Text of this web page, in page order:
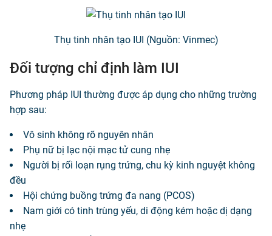
Thụ tinh nhân tạo IUI (Nguồn: Vinmec)
Đối tượng chỉ định làm IUI
Phương pháp IUI thường được áp dụng cho những trường
hợp sau:
Vô sinh không rõ nguyên nhân
Phụ nữ bị lạc nội mạc tử cung nhẹ
Người bị rối loạn rụng trứng, chu kỳ kinh nguyệt không
đều
Hội chứng buồng trứng đa nang (PCOS)
Nam giới có tinh trùng yếu, di động kém hoặc dị dạng
nhẹ